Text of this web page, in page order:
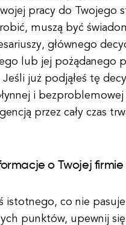
pracy do Twojego
muszą być
głównego
lub jej pożądanego
Jeśli już podjąłeś tę
i bezproblemowej
przez cały czas
o Twojej firmie
istotnego, co nie
punktów, upewnij